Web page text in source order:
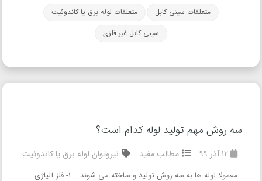
متعلقات سینی کابل
متعلقات لوله برق یا کاندوئیت
سینی کابل غیر فلزی
سه روش مهم تولید لوله کدام است؟
مطالب مفید نیروتوان لوله برق یا کاندوئیت
معمولا لوله ها به سه روش تولید و ساخته می شوند. 1- فلز آلیاژی